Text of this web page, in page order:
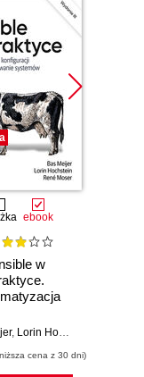
ebook
w
III
, Lorin Hochstein
cena z 30 dni)